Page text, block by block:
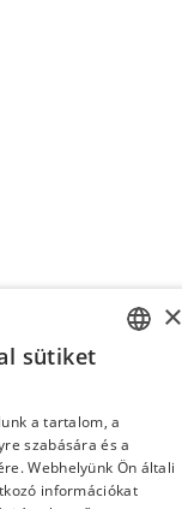
CZECH
ENGLISH
×
sütiket
a tartalom, a
szabására és a
Webhelyünk Ön általi
információkat